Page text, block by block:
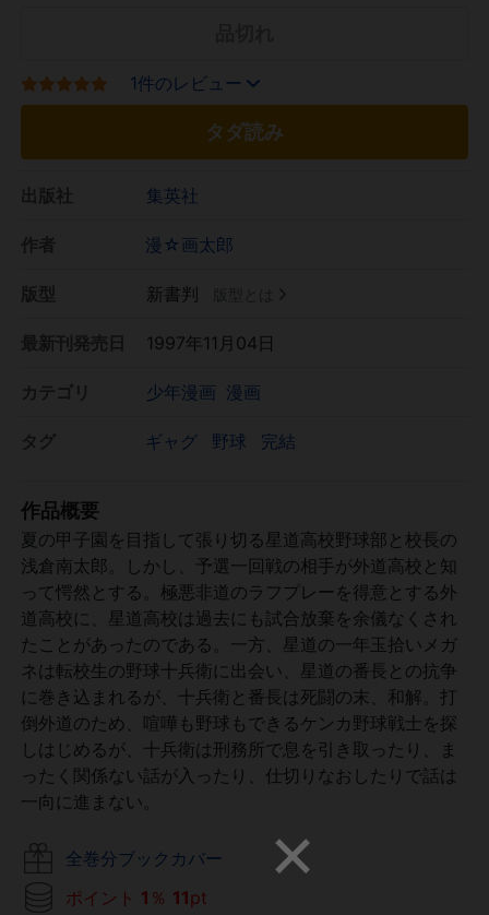
1件のレビュー
タダ読み
集英社
漫☆画太郎
新書判
1997年11月04日
少年漫画 漫画
ギャグ 野球 完結
作品概要
夏の甲子園を目指して張り切る星道高校野球部と校長の
浅倉南太郎。しかし、予選一回戦の相手が外道高校と知
って愕然とする。極悪非道のラフプレーを得意とする外
道高校に、星道高校は過去にも試合放棄を余儀なくされ
たことがあったのである。一方、星道の一年玉拾いメガ
ネは転校生の野球十兵衛に出会い、星道の番長との抗争
に巻き込まれるが、十兵衛と番長は死闘の末、和解。打
倒外道のため、喧嘩も野球もできるケンカ野球戦士を探
しはじめるが、十兵衛は刑務所で息を引き取ったり、ま
ったく関係ない話が入ったり、仕切りなおしたりで話は
一向に進まない。
全巻分ブックカバー
ポイント 1 ％ 11pt